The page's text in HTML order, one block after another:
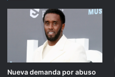
Nueva demanda por abuso